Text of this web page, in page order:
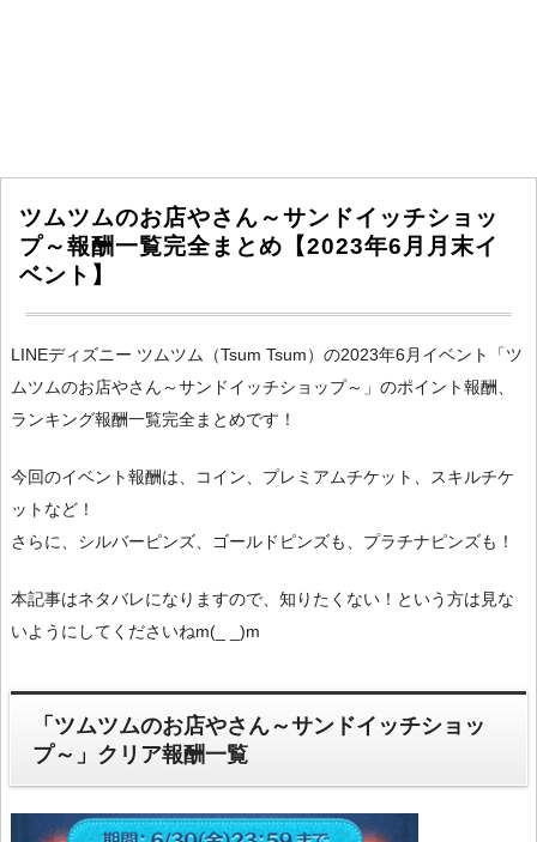
ツムツムのお店やさん～サンドイッチショッ
プ～報酬一覧完全まとめ【2023年6月月末イ
ベント】
LINEディズニー ツムツム（Tsum Tsum）の2023年6月イベント「ツ
ムツムのお店やさん～サンドイッチショップ～」のポイント報酬、
ランキング報酬一覧完全まとめです！
今回のイベント報酬は、コイン、プレミアムチケット、スキルチケ
ットなど！
さらに、シルバーピンズ、ゴールドピンズも、プラチナピンズも！
本記事はネタバレになりますので、知りたくない！という方は見な
いようにしてくださいねm(_ _)m
「ツムツムのお店やさん～サンドイッチショッ
プ～」クリア報酬一覧